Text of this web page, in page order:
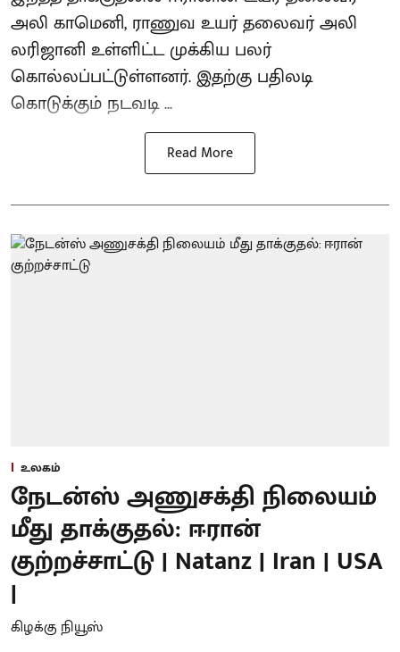
அலி காமெனி, ராணுவ உயர் தலைவர் அலி
லரிஜானி உள்ளிட்ட முக்கிய பலர்
கொல்லப்பட்டுள்ளனர். இதற்கு பதிலடி
கொடுக்கும் நடவடி ...
Read More
உலகம்
நேடன்ஸ் அணுசக்தி நிலையம்
மீது தாக்குதல்: ஈரான்
குற்றச்சாட்டு | Natanz | Iran | USA
|
கிழக்கு நியூஸ்